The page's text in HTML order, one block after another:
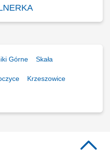
Górne Skała
Krzeszowice